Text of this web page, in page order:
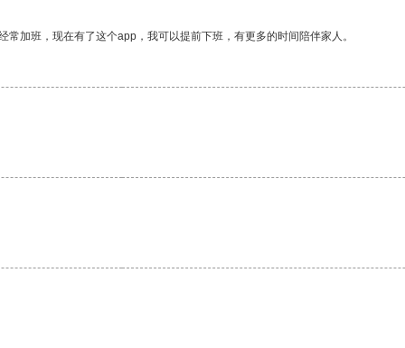
加班，现在有了这个app，我可以提前下班，有更多的时间陪伴家人。